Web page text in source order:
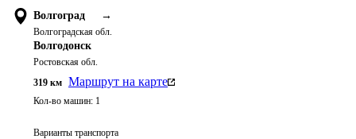
Волгоград →
Волгоградская обл.
Волгодонск
Ростовская обл.
319 км Маршрут на карте
Кол-во машин: 1
Варианты транспорта